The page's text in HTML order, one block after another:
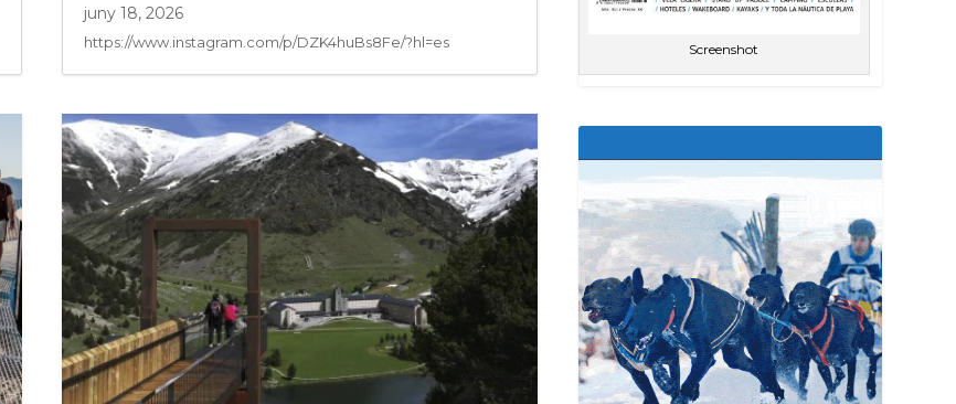
juny 18, 2026
https://www.instagram.com/p/DZK4huBs8Fe/?hl=es Screenshot